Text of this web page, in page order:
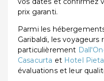
prix garanti.
Parmi les
Garibaldi, les
particulièrement
Casacurta et Hotel Pieta
évaluations et leur